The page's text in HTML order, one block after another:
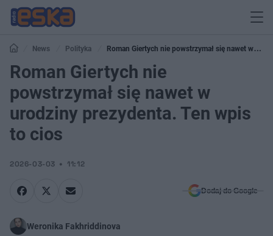
News Polityka
Roman Giertych nie powstrzymał się nawet w
urodziny prezydenta. Ten wpis to cios
Roman Giertych nie
powstrzymał się nawet w
urodziny prezydenta. Ten wpis
to cios
2026-03-03 11:12
Dodaj do Google
Weronika Fakhriddinova